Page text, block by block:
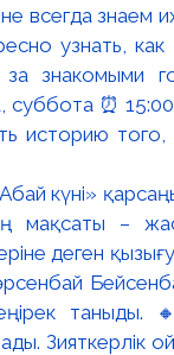
всегда знаем
узнать, как
знакомыми
суббота ⏰
историю